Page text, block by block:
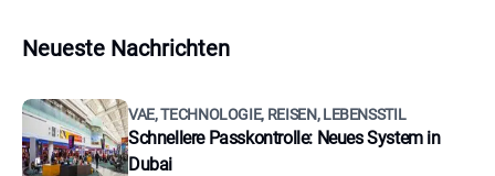
Neueste Nachrichten
VAE, TECHNOLOGIE, REISEN, LEBENSSTIL
Schnellere Passkontrolle: Neues System in
Dubai